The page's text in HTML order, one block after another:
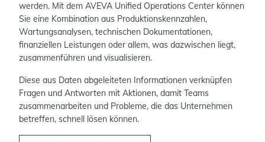
werden. Mit dem AVEVA Unified Operations Center können
Sie eine Kombination aus Produktionskennzahlen,
Wartungsanalysen, technischen Dokumentationen,
finanziellen Leistungen oder allem, was dazwischen liegt,
zusammenführen und visualisieren.
Diese aus Daten abgeleiteten Informationen verknüpfen
Fragen und Antworten mit Aktionen, damit Teams
zusammenarbeiten und Probleme, die das Unternehmen
betreffen, schnell lösen können.